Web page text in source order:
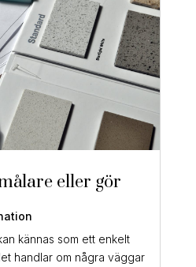
eller gör
kännas som ett enkelt
handlar om några väggar